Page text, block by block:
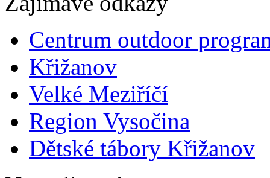
Centrum outdoor
Křižanov
Velké Meziříčí
Region Vysočina
Dětské tábory Křižanov